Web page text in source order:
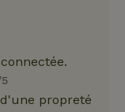
propreté